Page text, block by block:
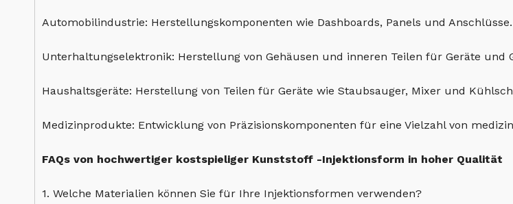
Automobilindustrie: Herstellungskomponenten wie Dashboards, Panels und Anschlüsse.
Unterhaltungselektronik: Herstellung von Gehäusen und inneren Teilen für Geräte und
Haushaltsgeräte: Herstellung von Teilen für Geräte wie Staubsauger, Mixer und
Medizinprodukte: Entwicklung von Präzisionskomponenten für eine Vielzahl von
FAQs von hochwertiger kostspieliger Kunststoff -Injektionsform in hoher Qualität
1. Welche Materialien können Sie für Ihre Injektionsformen verwenden?